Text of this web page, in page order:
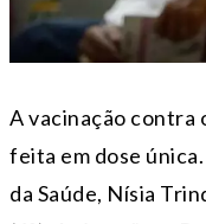
A vacinação contra
feita em dose
da Saúde, Nísia